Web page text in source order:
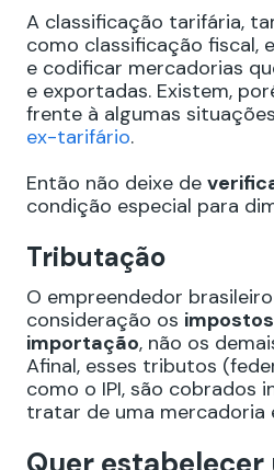
A classificação tarifária,
como classificação fiscal,
e codificar mercadorias
e exportadas. Existem,
frente à algumas
ex-tarifário.
Então não deixe de
condição especial para
Tributação
O empreendedor
consideração os impostos
importação, não os
Afinal, esses tributos
como o IPI, são cobrados
tratar de uma mercadoria